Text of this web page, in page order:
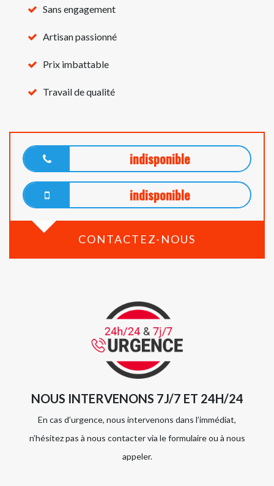
Sans engagement
Artisan passionné
Prix imbattable
Travail de qualité
indisponible
indisponible
CONTACTEZ-NOUS
NOUS INTERVENONS 7J/7 ET 24H/24
En cas d’urgence, nous intervenons dans l’immédiat,
n’hésitez pas à nous contacter via le formulaire ou à nous
appeler.